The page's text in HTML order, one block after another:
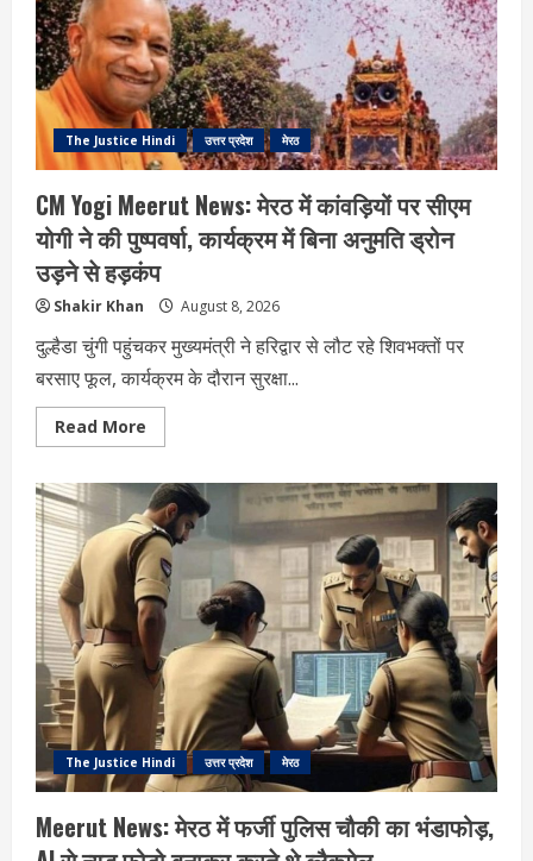
The Justice Hindi उत्तर प्रदेश मेरठ
CM Yogi Meerut News: मेरठ में कांवड़ियों पर सीएम
योगी ने की पुष्पवर्षा, कार्यक्रम में बिना अनुमति ड्रोन
उड़ने से हड़कंप
Shakir Khan August 8, 2026
दुल्हैडा चुंगी पहुंचकर मुख्यमंत्री ने हरिद्वार से लौट रहे शिवभक्तों पर
बरसाए फूल, कार्यक्रम के दौरान सुरक्षा...
Read More
more
Yogi
Meerut
News:
मेरठ
में
कांवड़ियों
पर
सीएम
योगी
की
पुष्पवर्षा,
कार्यक्रम
बिना
अनुमति
ड्रोन
उड़ने
से
The Justice Hindi उत्तर प्रदेश मेरठ
Meerut News: मेरठ में फर्जी पुलिस चौकी का भंडाफोड़,